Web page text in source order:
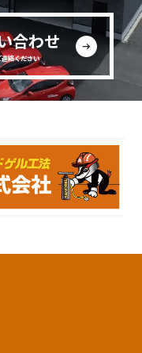
合わせ
絡ください